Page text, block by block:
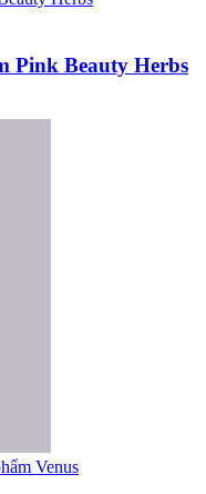
Pink Beauty Herbs